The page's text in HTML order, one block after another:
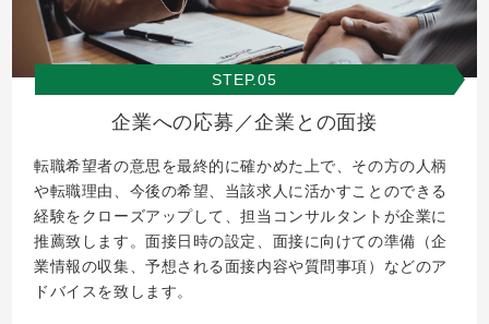
STEP.05
企業への応募／企業との面接
転職希望者の意思を最終的に確かめた上で、その方の人柄
や転職理由、今後の希望、当該求人に活かすことのできる
経験をクローズアップして、担当コンサルタントが企業に
推薦致します。面接日時の設定、面接に向けての準備（企
業情報の収集、予想される面接内容や質問事項）などのア
ドバイスを致します。